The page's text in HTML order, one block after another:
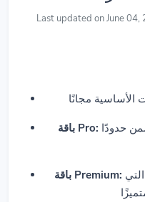
Last updated on June 04,
باقة Pro:
باقة Premium: